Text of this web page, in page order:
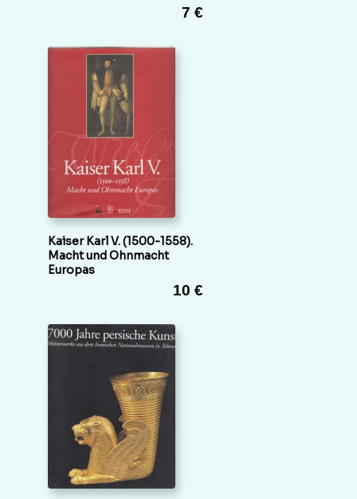
7 €
Kaiser Karl V. (1500-1558).
Macht und Ohnmacht
Europas
10 €